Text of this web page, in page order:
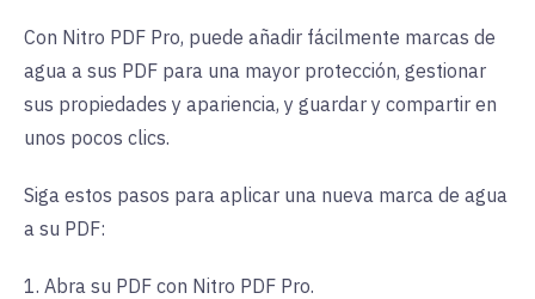
Con Nitro PDF Pro, puede añadir fácilmente marcas de
agua a sus PDF para una mayor protección, gestionar
sus propiedades y apariencia, y guardar y compartir en
unos pocos clics.
Siga estos pasos para aplicar una nueva marca de agua
a su PDF:
1. Abra su PDF con Nitro PDF Pro.